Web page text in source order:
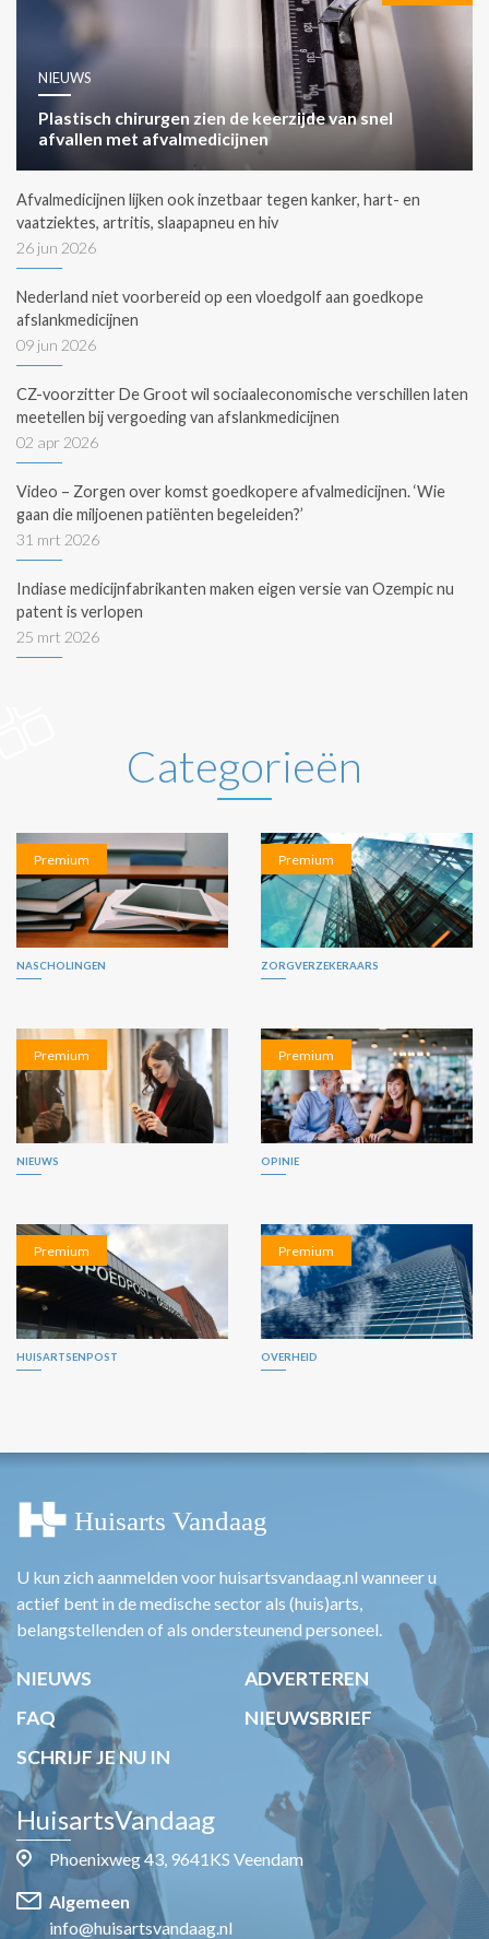
NIEUWS
Plastisch chirurgen zien de keerzijde van snel
afvallen met afvalmedicijnen
Afvalmedicijnen lijken ook inzetbaar tegen kanker, hart- en
vaatziektes, artritis, slaapapneu en hiv
26 jun 2026
Nederland niet voorbereid op een vloedgolf aan goedkope
afslankmedicijnen
09 jun 2026
CZ-voorzitter De Groot wil sociaaleconomische verschillen laten
meetellen bij vergoeding van afslankmedicijnen
02 apr 2026
Video – Zorgen over komst goedkopere afvalmedicijnen. ‘Wie
gaan die miljoenen patiënten begeleiden?’
31 mrt 2026
Indiase medicijnfabrikanten maken eigen versie van Ozempic nu
patent is verlopen
25 mrt 2026
Categorieën
Premium
NASCHOLINGEN
Premium
ZORGVERZEKERAARS
Premium
NIEUWS
Premium
OPINIE
Premium
HUISARTSENPOST
Premium
OVERHEID
U kun zich aanmelden voor huisartsvandaag.nl wanneer u
actief bent in de medische sector als (huis)arts,
belangstellenden of als ondersteunend personeel.
NIEUWS
ADVERTEREN
FAQ
NIEUWSBRIEF
SCHRIJF JE NU IN
HuisartsVandaag
Phoenixweg 43, 9641KS Veendam
Algemeen
info@huisartsvandaag.nl